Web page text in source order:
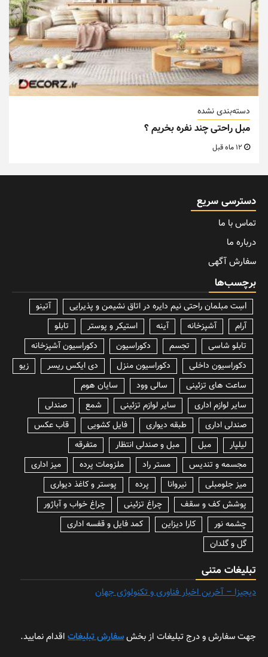
دسته‌بندی نشده
مبل راحتی چند نفره بخریم ؟
دسترسی سریع
تماس با ما
درباره ما
سفارش آگهی
برچسب‌ها
lسِت مبلمان راحتی نیم دایره در اتاق نشیمن و پذیرایی
آتینو
آرام
آشپزخانه آینه استیکر و پوستر
تابلو
تابلو شاسی
تجسم دکوراسیون
دکوراسیون آشپزخانه
دکوراسیون داخلی
دکوراسیون منزل دی ایکس ریسر
زیو
ساعت های تزئینی
سالی وود
سایان هوم
سایر لوازم اداری
سایر لوازم تزئینی شمع
صندلی
صندلی اداری
طبقه دیواری فایل کشویی
قاب عکس
لیلپار
مبل مبل و صندلی انتظار
متفرقه
مجسمه و تندیس
مستر راد ملزومات پرده
میز اداری
میز جلومبلی
نیروانا پرده
پوستر و کاغذ دیواری
پوشش کف و سقف
چراغ تزئینی
چراغ خواب و آباژور
چشمه نور
کارا دیزاین
کمد فایل و قفسه اداری
گل و گلدان
تبلیغات متنی
دیجیزا – آخرین اخبار فناوری و تکنولوژی جهان
جهت سفارش و درج تبلیغات از بخشسفارش تبلیغات اقدام نمایید.